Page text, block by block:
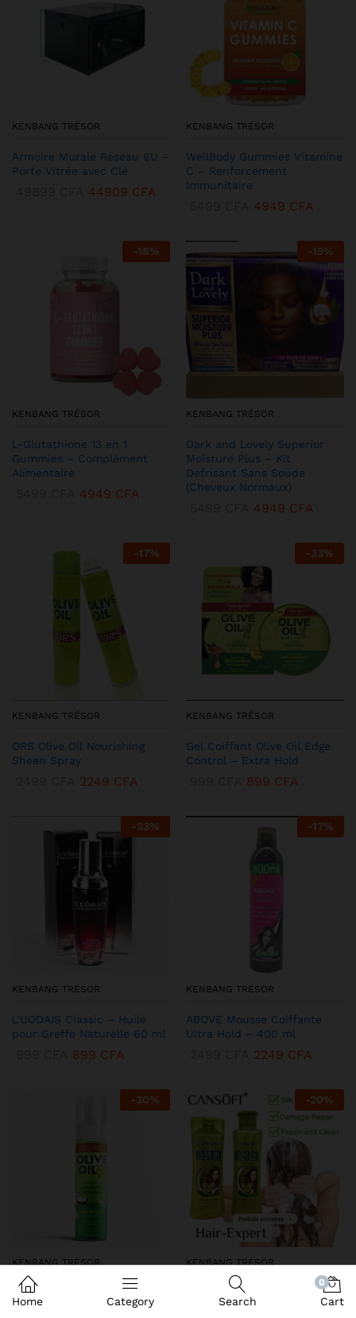
KENBANG TRÉSOR
Armoire Murale Réseau 6U –
Porte Vitrée avec Clé
44909 CFA
KENBANG TRÉSOR
WellBody Gummies Vitamine
C – Renforcement
Immunitaire
4949 CFA
-18%
KENBANG TRÉSOR
L-Glutathione 13 en 1
Gummies – Complément
Alimentaire
4949 CFA
-15%
KENBANG TRÉSOR
Dark and Lovely Superior
Moisture Plus – Kit
Défrisant Sans Soude
(Cheveux Normaux)
4949 CFA
-17%
KENBANG TRÉSOR
ORS Olive Oil Nourishing
Sheen Spray
2249 CFA
-33%
KENBANG TRÉSOR
Gel Coiffant Olive Oil Edge
Control – Extra Hold
899 CFA
-33%
KENBANG TRÉSOR
L’UODAIS Classic – Huile
pour Greffe Naturelle 60 ml
899 CFA
-17%
KENBANG TRÉSOR
ABOVE Mousse Coiffante
Ultra Hold – 400 ml
2249 CFA
-30%
KENBANG TRÉSOR
DEQROY Olive Oil Mousse
Coiffante – Hold & Shine
-20%
KENBANG TRÉSOR
Duo CANSoft Shampooing &
Après-shampooing à l’Huile
Home Category Search
0
Cart